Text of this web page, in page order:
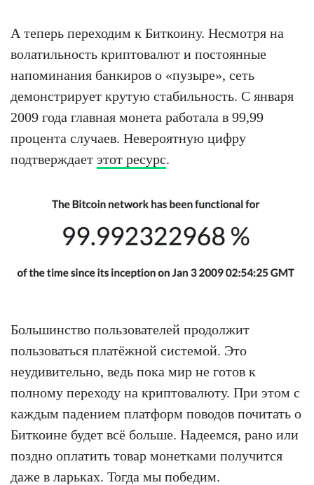
А теперь переходим к Биткоину. Несмотря на
волатильность криптовалют и постоянные
напоминания банкиров о «пузыре», сеть
демонстрирует крутую стабильность. С января
2009 года главная монета работала в 99,99
процента случаев. Невероятную цифру
подтверждает этот ресурс.
Большинство пользователей продолжит
пользоваться платёжной системой. Это
неудивительно, ведь пока мир не готов к
полному переходу на криптовалюту. При этом с
каждым падением платформ поводов почитать о
Биткоине будет всё больше. Надеемся, рано или
поздно оплатить товар монетками получится
даже в ларьках. Тогда мы победим.